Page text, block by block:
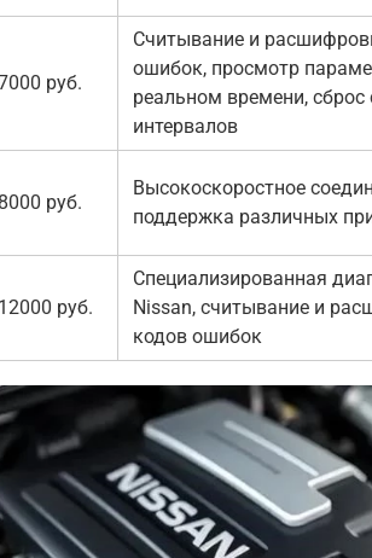
руб.
Считывание и
ошибок, просмотр
реальном времени, сброс
интервалов
8000 руб.
Высокоскоростное
поддержка различных
12000 руб.
Специализированная
Nissan, считывание и
кодов ошибок